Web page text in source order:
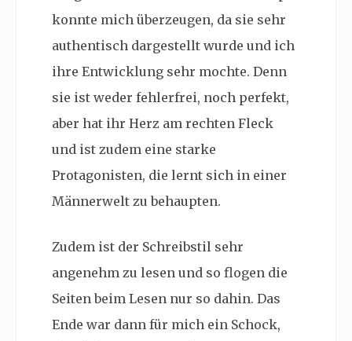
konnte mich überzeugen, da sie sehr
authentisch dargestellt wurde und ich
ihre Entwicklung sehr mochte. Denn
sie ist weder fehlerfrei, noch perfekt,
aber hat ihr Herz am rechten Fleck
und ist zudem eine starke
Protagonisten, die lernt sich in einer
Männerwelt zu behaupten.
Zudem ist der Schreibstil sehr
angenehm zu lesen und so flogen die
Seiten beim Lesen nur so dahin. Das
Ende war dann für mich ein Schock,